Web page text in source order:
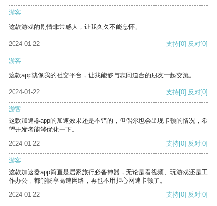
游客
这款游戏的剧情非常感人，让我久久不能忘怀。
2024-01-22 支持[0] 反对[0]
游客
这款app就像我的社交平台，让我能够与志同道合的朋友一起交流。
2024-01-22 支持[0] 反对[0]
游客
这款加速器app的加速效果还是不错的，但偶尔也会出现卡顿的情况，希
望开发者能够优化一下。
2024-01-22
支持[0] 反对[0]
游客
这款加速器app简直是居家旅行必备神器，无论是看视频、玩游戏还是工
作办公，都能畅享高速网络，再也不用担心网速卡顿了。
2024-01-22
支持[0] 反对[0]